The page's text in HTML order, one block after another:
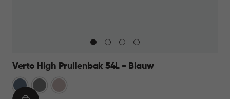
Verto High Prullenbak 54L - Blauw
BlauwGrijs Rose